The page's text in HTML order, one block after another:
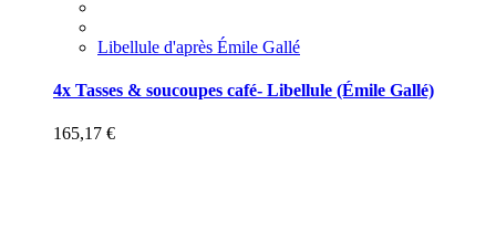
Libellule d'après Émile Gallé
4x Tasses & soucoupes café- Libellule (Émile Gallé)
165,17 €